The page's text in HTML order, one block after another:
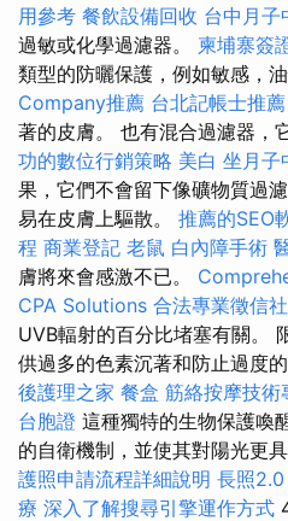
用參考 餐飲設備回收 台中月子
過敏或化學過濾器。 柬埔寨簽
類型的防曬保護，例如敏感，
Company推薦 台北記帳士推薦
著的皮膚。 也有混合過濾器，
功的數位行銷策略 美白 坐月子
果，它們不會留下像礦物質過
易在皮膚上驅散。 推薦的SEO
程 商業登記 老鼠 白內障手術
膚將來會感激不已。
CPA Solutions 合法專業徵信社
UVB輻射的百分比堵塞有關。
供過多的色素沉著和防止過度
後護理之家 餐盒 筋絡按摩技術
台胞證 這種獨特的生物保護喚
的自衛機制，並使其對陽光更
護照申請流程詳細說明 長照2.0
療 深入了解搜尋引擎運作方式